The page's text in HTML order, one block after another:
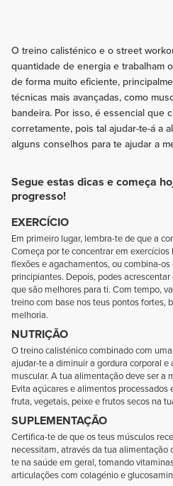
O treino calisténico e o street
quantidade de energia e trabalham
de forma muito eficiente,
técnicas mais avançadas, como
bandeira. Por isso, é essencial que
corretamente, pois tal ajudar-te-á a
alguns conselhos para te ajudar a
Segue estas dicas e começa
progresso!
EXERCÍCIO
Em primeiro lugar, lembra-te de que a
Começa por te concentrar em
flexões e agachamentos, ou combina-os
principiantes. Depois, podes
que são melhores para ti. Com tempo,
treino com base nos teus pontos fortes,
melhoria.
NUTRIÇÃO
O treino calisténico combinado com
ajudar-te a diminuir a gordura corporal
muscular. A tua alimentação deve ser a
Evita açúcares e alimentos
fruta, vegetais, peixe e frutos secos na
SUPLEMENTAÇÃO
Certifica-te de que os teus músculos
necessitam, através da tua alimentação
te na saúde em geral, tomando
articulações com colagénio e